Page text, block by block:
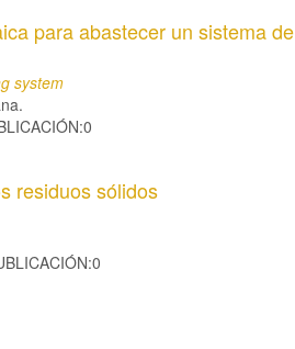
para abastecer un sistema de
system
residuos sólidos